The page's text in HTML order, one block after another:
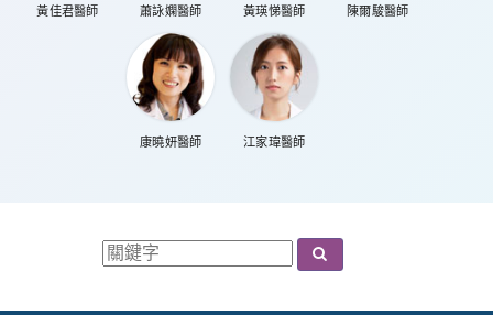
黃佳君醫師 蕭詠嫻醫師 黃瑛悌醫師 陳爾駿醫師
康曉妍醫師 江家瑋醫師